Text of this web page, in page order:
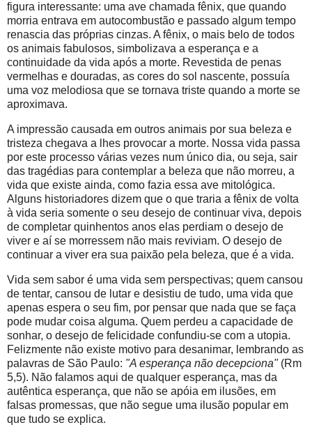
figura interessante: uma ave chamada fênix, que quando
morria entrava em autocombustão e passado algum tempo
renascia das próprias cinzas. A fênix, o mais belo de todos
os animais fabulosos, simbolizava a esperança e a
continuidade da vida após a morte. Revestida de penas
vermelhas e douradas, as cores do sol nascente, possuía
uma voz melodiosa que se tornava triste quando a morte se
aproximava.
A impressão causada em outros animais por sua beleza e
tristeza chegava a lhes provocar a morte. Nossa vida passa
por este processo várias vezes num único dia, ou seja, sair
das tragédias para contemplar a beleza que não morreu, a
vida que existe ainda, como fazia essa ave mitológica.
Alguns historiadores dizem que o que traria a fênix de volta
à vida seria somente o seu desejo de continuar viva, depois
de completar quinhentos anos elas perdiam o desejo de
viver e aí se morressem não mais reviviam. O desejo de
continuar a viver era sua paixão pela beleza, que é a vida.
Vida sem sabor é uma vida sem perspectivas; quem cansou
de tentar, cansou de lutar e desistiu de tudo, uma vida que
apenas espera o seu fim, por pensar que nada que se faça
pode mudar coisa alguma. Quem perdeu a capacidade de
sonhar, o desejo de felicidade confundiu-se com a utopia.
Felizmente não existe motivo para desanimar, lembrando as
palavras de São Paulo: "A esperança não decepciona"(Rm
5,5). Não falamos aqui de qualquer esperança, mas da
autêntica esperança, que não se apóia em ilusões, em
falsas promessas, que não segue uma ilusão popular em
que tudo se explica.